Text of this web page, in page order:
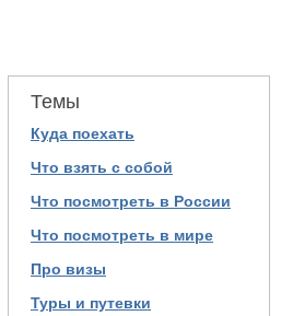
Темы
Куда поехать
Что взять с собой
Что посмотреть в России
Что посмотреть в мире
Про визы
Туры и путевки